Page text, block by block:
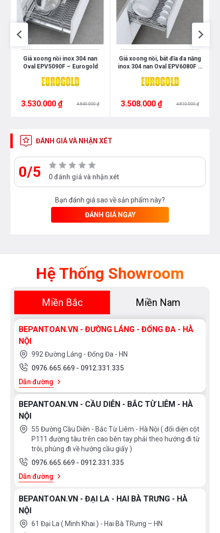
Giá xoong nồi inox 304 nan
Oval EPV5090F – Eurogold
3.530.000 ₫ 4.840.000 ₫
Giá xoong nồi, bát đĩa đa năng
inox 304 nan Oval EPV6080F –
3.508.000 ₫ 4.810.000 ₫
ĐÁNH GIÁ VÀ NHẬN XÉT
0/5 0 đánh giá và nhận xét
Bạn đánh giá sao về sản phẩm này?
ĐÁNH GIÁ NGAY
Hệ Thống Showroom
Miền Bắc Miền Nam
BEPANTOAN.VN - ĐƯỜNG LÁNG - ĐỐNG ĐA - HÀ
NỘI
992 Đường Láng - Đống Đa - HN
0976.665.669 - 0912.331.335
Dẫn đường
BEPANTOAN.VN - CẦU DIỄN - BẮC TỪ LIÊM - HÀ
NỘI
55 Đường Cầu Diễn - Bắc Từ Liêm - Hà Nội ( đối diện cột
P111 đường tàu trên cao bên tay phải theo hướng đi từ
trôi, phùng đi về hướng cầu giấy )
0976.665.669 - 0912.331.335
Dẫn đường
BEPANTOAN.VN - ĐẠI LA - HAI BÀ TRƯNG - HÀ
NỘI
61 Đại La ( Minh Khai ) - Hai Bà TRưng – HN